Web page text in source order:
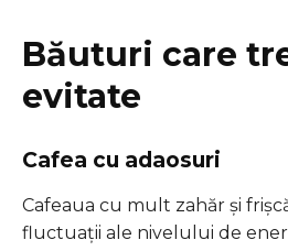
Băuturi care
evitate
Cafea cu adaosuri
Cafeaua cu mult zahăr și
fluctuații ale nivelului de